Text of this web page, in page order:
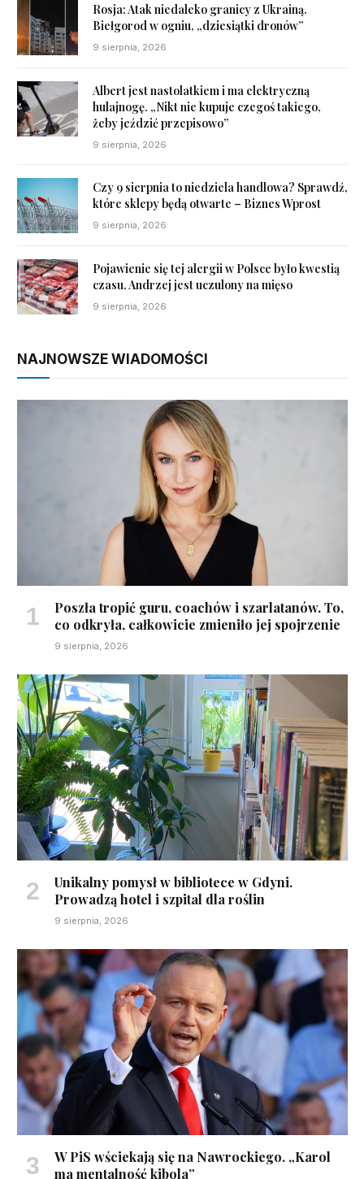
Rosja: Atak niedaleko granicy z Ukrainą.
Biełgorod w ogniu, „dziesiątki dronów”
9 sierpnia, 2026
Albert jest nastolatkiem i ma elektryczną
hulajnogę. „Nikt nie kupuje czegoś takiego,
żeby jeździć przepisowo”
9 sierpnia, 2026
Czy 9 sierpnia to niedziela handlowa? Sprawdź,
które sklepy będą otwarte – Biznes Wprost
9 sierpnia, 2026
Pojawienie się tej alergii w Polsce było kwestią
czasu. Andrzej jest uczulony na mięso
9 sierpnia, 2026
NAJNOWSZE WIADOMOŚCI
Poszła tropić guru, coachów i szarlatanów. To,
co odkryła, całkowicie zmieniło jej spojrzenie
9 sierpnia, 2026
Unikalny pomysł w bibliotece w Gdyni.
Prowadzą hotel i szpital dla roślin
9 sierpnia, 2026
W PiS wściekają się na Nawrockiego. „Karol
ma mentalność kibola”